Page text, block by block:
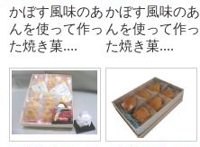
かぼす風味のあ
んを使って作っ
た焼き菓....
かぼす風味のあ
んを使って作っ
た焼き菓....